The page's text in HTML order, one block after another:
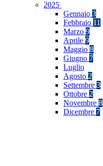
2025
Gennaio 3
Febbraio 11
Marzo 9
Aprile 9
Maggio 8
Giugno 7
Luglio
Agosto 2
Settembre 3
Ottobre 2
Novembre 8
Dicembre 7